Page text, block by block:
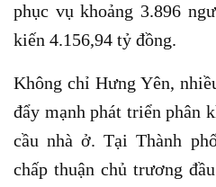
phục vụ khoảng 3.896
kiến 4.156,94 tỷ đồng.
Không chỉ Hưng Yên,
đẩy mạnh phát triển phân
cầu nhà ở. Tại Thành
chấp thuận chủ trương